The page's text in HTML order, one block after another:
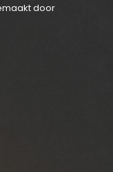
door